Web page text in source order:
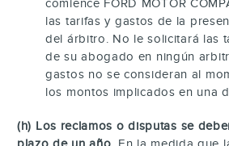
comience FORD MOTOR
las tarifas y gastos de la
del árbitro. No le solicitará las
de su abogado en ningún
gastos no se consideran al
los montos implicados en una
(h) Los reclamos o disputas se